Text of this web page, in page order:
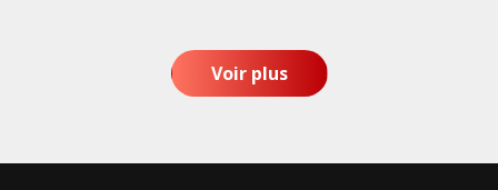
Voir plus